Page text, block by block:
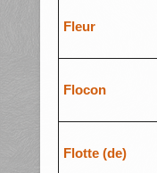
Fleur
Flocon
Flotte (de)